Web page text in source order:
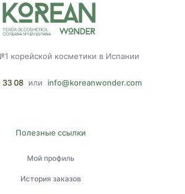
корейской косметики в Испании
33 08 или info@koreanwonder.com
Полезные ссылки
Мой профиль
История заказов